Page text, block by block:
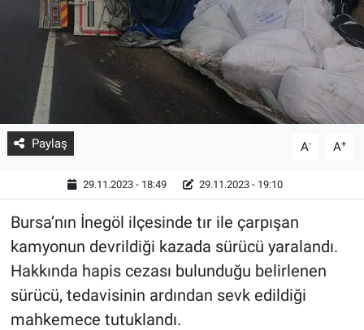
Paylaş A- A+
29.11.2023 - 18:49 29.11.2023 - 19:10
Bursa’nın İnegöl ilçesinde tır ile çarpışan
kamyonun devrildiği kazada sürücü yaralandı.
Hakkında hapis cezası bulunduğu belirlenen
sürücü, tedavisinin ardından sevk edildiği
mahkemece tutuklandı.